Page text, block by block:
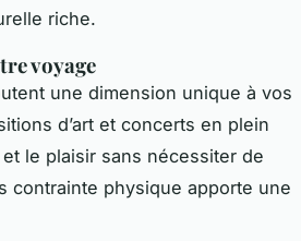
riche.
voyage
une dimension unique à vos
d’art et concerts en plein
le plaisir sans nécessiter de
contrainte physique apporte une